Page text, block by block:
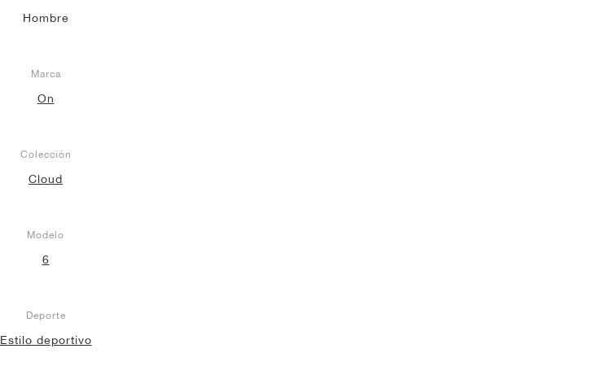
Hombre
Marca
On
Colección
Cloud
Modelo
6
Deporte
Estilo deportivo